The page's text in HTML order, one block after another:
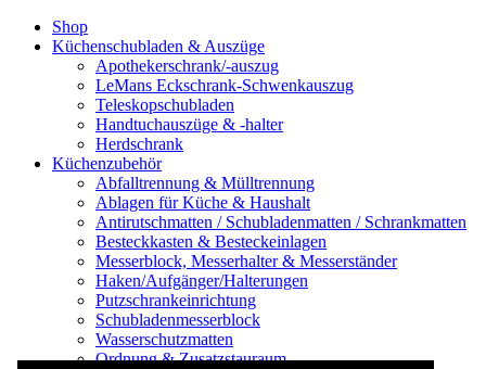
Shop
Küchenschubladen & Auszüge
Apothekerschrank/-auszug
LeMans Eckschrank-Schwenkauszug
Teleskopschubladen
Handtuchauszüge & -halter
Herdschrank
Küchenzubehör
Abfalltrennung & Mülltrennung
Ablagen für Küche & Haushalt
Antirutschmatten / Schubladenmatten / Schrankmatten
Besteckkasten & Besteckeinlagen
Messerblock, Messerhalter & Messerständer
Haken/Aufgänger/Halterungen
Putzschrankeinrichtung
Schubladenmesserblock
Wasserschutzmatten
Ordnung & Zusatzstauraum